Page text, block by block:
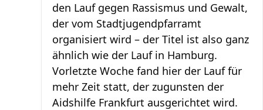
den Lauf gegen Rassismus und Gewalt,
der vom Stadtjugendpfarramt
organisiert wird – der Titel ist also ganz
ähnlich wie der Lauf in Hamburg.
Vorletzte Woche fand hier der Lauf für
mehr Zeit statt, der zugunsten der
Aidshilfe Frankfurt ausgerichtet wird.